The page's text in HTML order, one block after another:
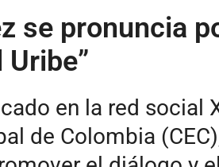
se pronuncia
en la red
de Colombia